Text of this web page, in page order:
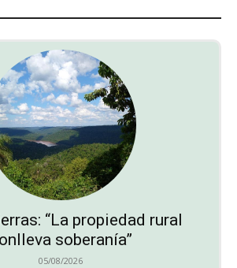
“La propiedad rural
soberanía”
05/08/2026